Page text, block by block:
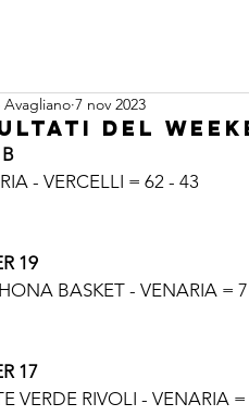
DEL
7 nov 2023
B
- VERCELLI = 62 - 43
19
BASKET - VENARIA =
17
VERDE RIVOLI - VENARIA